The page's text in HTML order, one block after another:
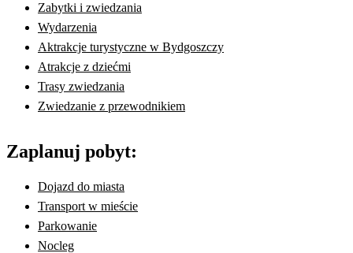
Zabytki i zwiedzania
Wydarzenia
Aktrakcje turystyczne w Bydgoszczy
Atrakcje z dziećmi
Trasy zwiedzania
Zwiedzanie z przewodnikiem
Zaplanuj pobyt:
Dojazd do miasta
Transport w mieście
Parkowanie
Nocleg